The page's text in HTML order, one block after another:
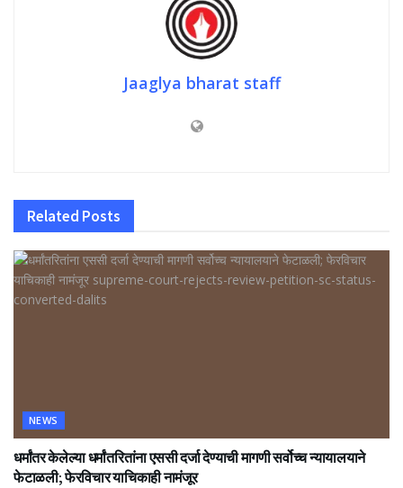
Jaaglya bharat staff
Related Posts
NEWS
धर्मांतर केलेल्या धर्मांतरितांना एससी दर्जा देण्याची मागणी सर्वोच्च न्यायालयाने
फेटाळली; फेरविचार याचिकाही नामंजूर